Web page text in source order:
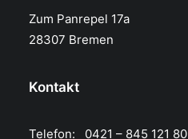
Zum Panrepel 17a
28307 Bremen
Kontakt
Telefon: 0421 – 845 121 80